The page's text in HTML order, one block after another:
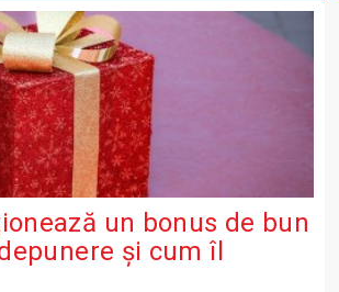
un bonus de bun
și cum îl